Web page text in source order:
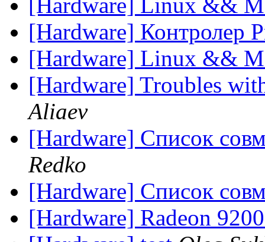
[Hardware] Linux &&
[Hardware] Контролер
[Hardware] Linux &&
[Hardware] Troubles
Aliaev
[Hardware] Список
Redko
[Hardware] Список
[Hardware] Radeon